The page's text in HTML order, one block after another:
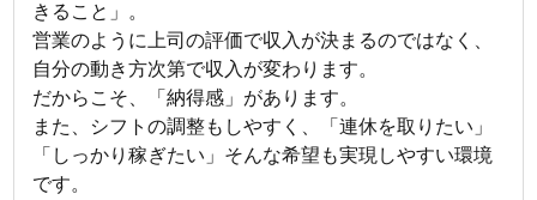
きること」。
営業のように上司の評価で収入が決まるのではなく、
自分の動き方次第で収入が変わります。
だからこそ、「納得感」があります。
また、シフトの調整もしやすく、「連休を取りたい」
「しっかり稼ぎたい」そんな希望も実現しやすい環境
です。